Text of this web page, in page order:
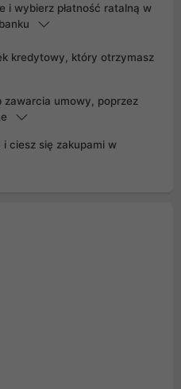
i wybierz płatność ratalną w
kredytowy, który otrzymasz
zawarcia umowy, poprzez
i ciesz się zakupami w